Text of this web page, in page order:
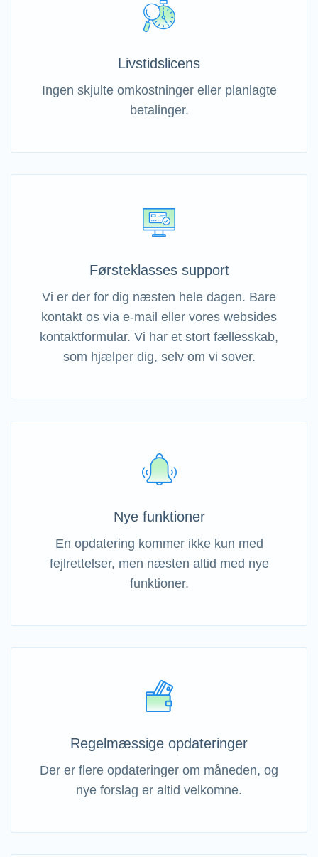
Livstidslicens
Ingen skjulte omkostninger eller planlagte
betalinger.
Førsteklasses support
Vi er der for dig næsten hele dagen. Bare
kontakt os via e-mail eller vores websides
kontaktformular. Vi har et stort fællesskab,
som hjælper dig, selv om vi sover.
Nye funktioner
En opdatering kommer ikke kun med
fejlrettelser, men næsten altid med nye
funktioner.
Regelmæssige opdateringer
Der er flere opdateringer om måneden, og
nye forslag er altid velkomne.